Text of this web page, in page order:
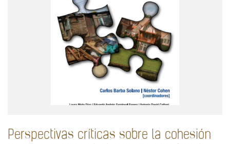
Perspectivas críticas sobre la cohesión